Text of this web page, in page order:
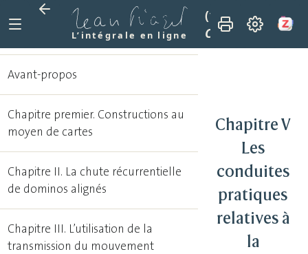
L’intégrale en ligne
(1974)
Réussir et
Chapitre V. Les
Chapitre V
Les
conduites
pratiques
relatives à
la
Avant-propos
Chapitre premier. Constructions au
moyen de cartes
Chapitre II. La chute récurrentielle
de dominos alignés
Chapitre III. L’utilisation de la
transmission du mouvement